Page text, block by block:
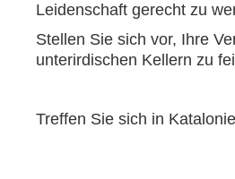
Leidenschaft gerecht zu
Stellen Sie sich vor, Ihre
unterirdischen Kellern zu
Treffen Sie sich in